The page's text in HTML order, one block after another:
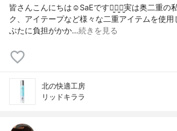
皆さんこんにちは☺️SaEですꪔ̤̱ꪔ̤̱ꪔ̤̱実は奥二重の
ク、アイテープなど様々な二重アイテムを使用
ぶたに負担がかか…続きを見る
北の快適工房
リッドキララ